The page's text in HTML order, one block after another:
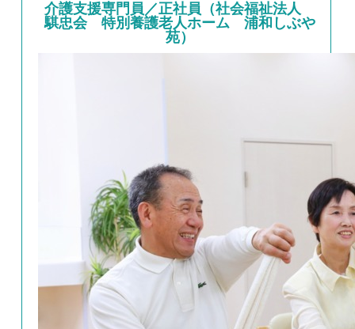
介護支援専門員／正社員（社会福祉法人
騏忠会 特別養護老人ホーム 浦和しぶや
苑）